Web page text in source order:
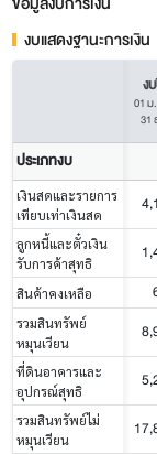
งบแสดงฐานะการเงิน
ง
01 ม
31
ประเภทงบ
เงินสดและรายการ
เทียบเท่าเงินสด
ลูกหนี้และตั๋วเงิน
รับการค้าสุทธิ
สินค้าคงเหลือ
รวมสินทรัพย์
หมุนเวียน
ที่ดินอาคารและ
อุปกรณ์สุทธิ
รวมสินทรัพย์ไม่
หมุนเวียน